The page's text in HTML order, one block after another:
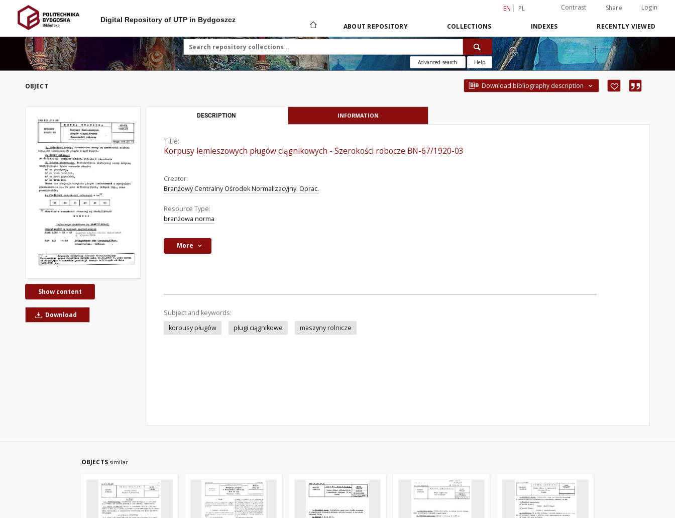
EN PL Contrast Share Login
Digital Repository of UTP in Bydgoszcz
ABOUT REPOSITORY COLLECTIONS INDEXES RECENTLY VIEWED
Advanced search Help
OBJECT Download bibliography description
Show content
Download
DESCRIPTION INFORMATION
Title:
Korpusy lemieszowych pługów ciągnikowych - Szerokości robocze BN-67/1920-03
Creator:
Branżowy Centralny Ośrodek Normalizacyjny. Oprac.
Resource Type:
branżowa norma
More
Subject and keywords:
korpusy pługów
pługi ciągnikowe maszyny rolnicze
OBJECTS similar